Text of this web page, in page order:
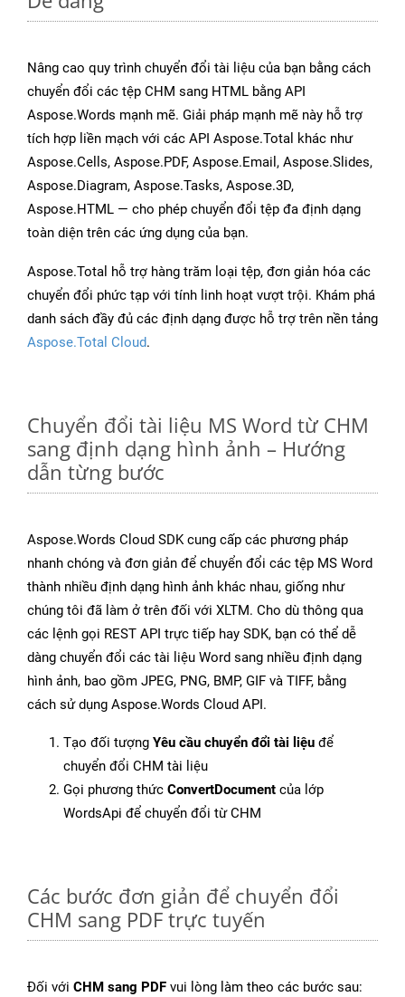
Nâng cao quy trình chuyển đổi tài liệu của bạn bằng cách
chuyển đổi các tệp CHM sang HTML bằng API
Aspose.Words mạnh mẽ. Giải pháp mạnh mẽ này hỗ trợ
tích hợp liền mạch với các API Aspose.Total khác như
Aspose.Cells, Aspose.PDF, Aspose.Email, Aspose.Slides,
Aspose.Diagram, Aspose.Tasks, Aspose.3D,
Aspose.HTML — cho phép chuyển đổi tệp đa định dạng
toàn diện trên các ứng dụng của bạn.
Aspose.Total hỗ trợ hàng trăm loại tệp, đơn giản hóa các
chuyển đổi phức tạp với tính linh hoạt vượt trội. Khám phá
danh sách đầy đủ các định dạng được hỗ trợ trên nền tảng
Aspose.Total Cloud.
Chuyển đổi tài liệu MS Word từ CHM
sang định dạng hình ảnh – Hướng
dẫn từng bước
Aspose.Words Cloud SDK cung cấp các phương pháp
nhanh chóng và đơn giản để chuyển đổi các tệp MS Word
thành nhiều định dạng hình ảnh khác nhau, giống như
chúng tôi đã làm ở trên đối với XLTM. Cho dù thông qua
các lệnh gọi REST API trực tiếp hay SDK, bạn có thể dễ
dàng chuyển đổi các tài liệu Word sang nhiều định dạng
hình ảnh, bao gồm JPEG, PNG, BMP, GIF và TIFF, bằng
cách sử dụng Aspose.Words Cloud API.
Tạo đối tượng Yêu cầu chuyển đổi tài liệu để
chuyển đổi CHM tài liệu
Gọi phương thức ConvertDocument của lớp
WordsApi để chuyển đổi từ CHM
Các bước đơn giản để chuyển đổi
CHM sang PDF trực tuyến
Đối với CHM sang PDF vui lòng làm theo các bước sau: